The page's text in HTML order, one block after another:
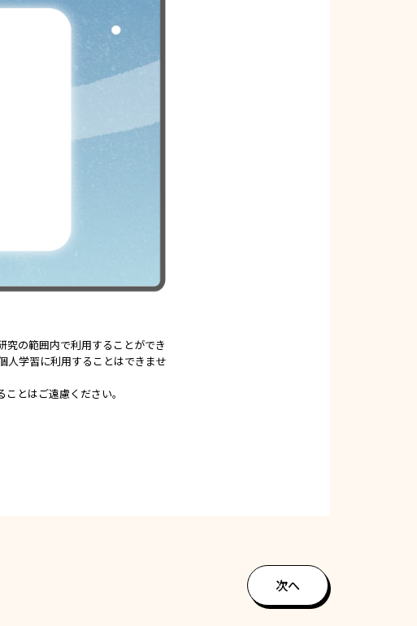
究の範囲内で利用することができ
人学習に利用することはできませ
とはご遠慮ください。
次へ